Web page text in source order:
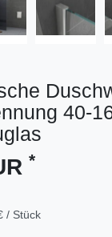
40-
*
/ Stück